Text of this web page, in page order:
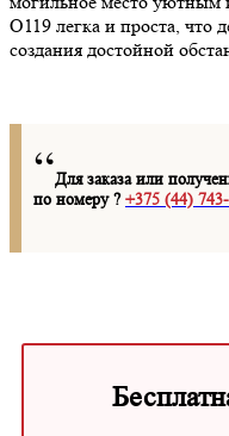
О119 легка и проста, что
создания достойной
Для заказа или
по номеру ?+375 (44)